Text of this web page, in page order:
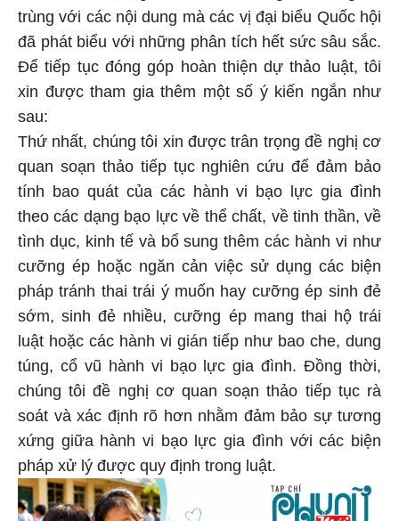
trùng với các nội dung mà các vị đại biểu Quốc hội
đã phát biểu với những phân tích hết sức sâu sắc.
Để tiếp tục đóng góp hoàn thiện dự thảo luật, tôi
xin được tham gia thêm một số ý kiến ngắn như
sau:
Thứ nhất, chúng tôi xin được trân trọng đề nghị cơ
quan soạn thảo tiếp tục nghiên cứu để đảm bảo
tính bao quát của các hành vi bạo lực gia đình
theo các dạng bạo lực về thể chất, về tinh thần, về
tình dục, kinh tế và bổ sung thêm các hành vi như
cưỡng ép hoặc ngăn cản việc sử dụng các biện
pháp tránh thai trái ý muốn hay cưỡng ép sinh đẻ
sớm, sinh đẻ nhiều, cưỡng ép mang thai hộ trái
luật hoặc các hành vi gián tiếp như bao che, dung
túng, cổ vũ hành vi bạo lực gia đình. Đồng thời,
chúng tôi đề nghị cơ quan soạn thảo tiếp tục rà
soát và xác định rõ hơn nhằm đảm bảo sự tương
xứng giữa hành vi bạo lực gia đình với các biện
pháp xử lý được quy định trong luật.